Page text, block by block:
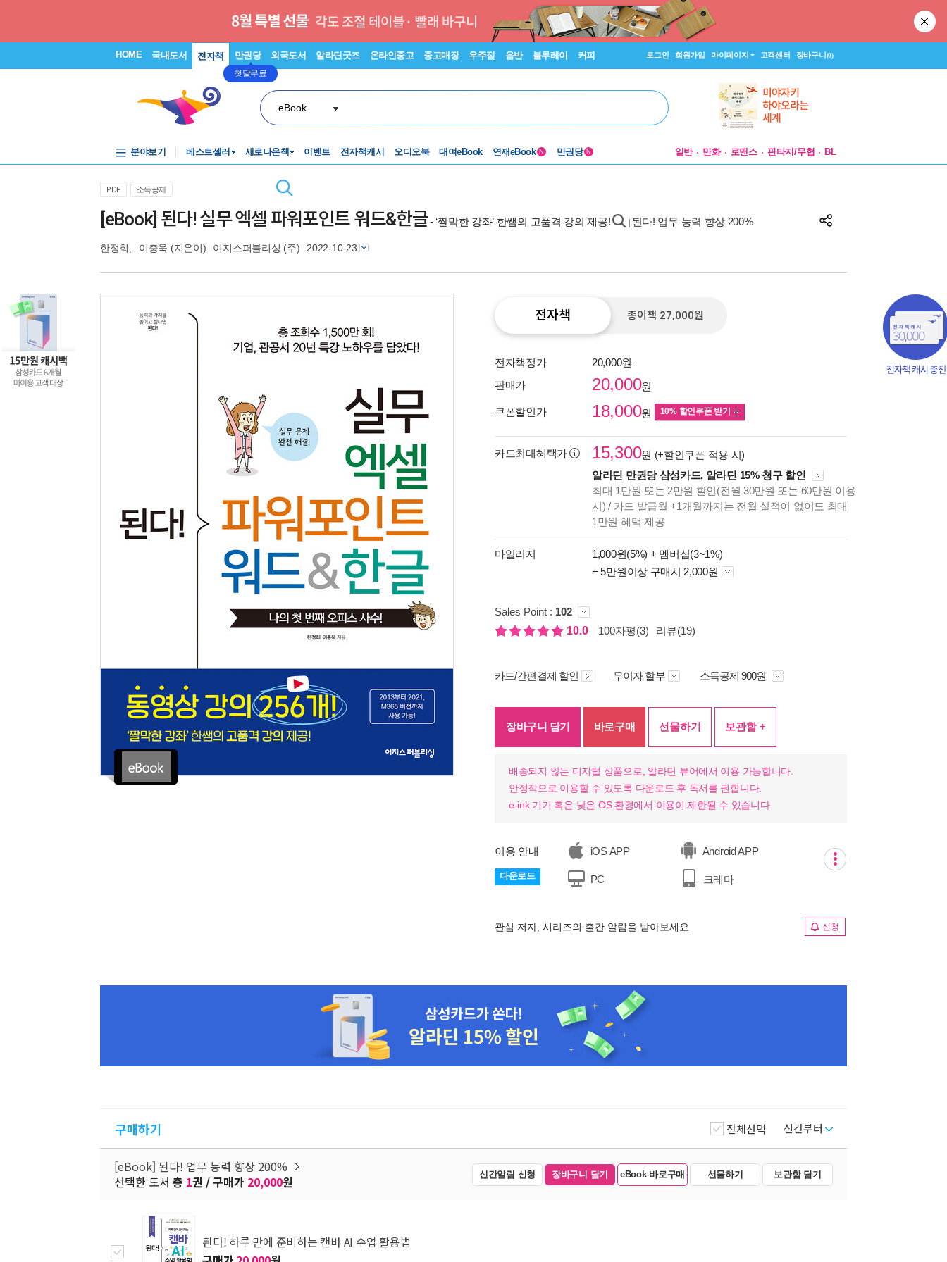
HOME 국내도서 전자책 만권당
첫달무료
외국도서 알라딘굿즈 온라인중고 중고매장 우주점 음반 블루레이 커피 로그인 회원가입 마이페이지 고객센터 장바구니(0)
eBook
분야보기 베스트셀러 새로나온책 이벤트 전자책캐시 오디오북 대여eBook 연재eBook N 만권당 N 일반 만화 로맨스 판타지/무협 BL
PDF 소득공제
[eBook] 된다! 실무 엑셀 파워포인트 워드&한글- ‘짤막한 강좌’ 한쌤의 고품격 강의 제공! 된다! 업무 능력 향상 200%
한정희 이충욱 (지은이) 이지스퍼블리싱 (주) 2022-10-23
종이책의
입니다.
전자책 종이책 27,000원
전자책정가
20,000원
판매가
20,000원
쿠폰할인가 18,000원 10% 할인쿠폰 받기
카드최대혜택가 15,300원 (+할인쿠폰 적용 시)
알라딘 만권당 삼성카드, 알라딘 15% 청구 할인
최대 1만원 또는 2만원 할인(전월 30만원 또는 60만원 이용
시) / 카드 발급월 +1개월까지는 전월 실적이 없어도 최대
1만원 혜택 제공
마일리지 1,000원(5%) + 멤버십(3~1%)
+ 5만원이상 구매시 2,000원
Sales Point : 102
10.0
100자평(3) 리뷰(19)
카드/간편결제 할인 무이자 할부 소득공제 900원
장바구니 담기 바로구매 선물하기 보관함 +
배송되지 않는 디지털 상품으로, 알라딘 뷰어에서 이용 가능합니다.
안정적으로 이용할 수 있도록 다운로드 후 독서를 권합니다.
e-ink 기기 혹은 낮은 OS 환경에서 이용이 제한될 수 있습니다.
이용 안내
다운로드
iOS APP Android APP
PC 크레마
관심 저자, 시리즈의 출간 알림을 받아보세요 신청
구매하기 신간부터
전체선택
[eBook] 된다! 업무 능력 향상 200%
선택한 도서 총 1권 / 구매가 20,000원 신간알림 신청 장바구니 담기 eBook 바로구매 선물하기 보관함 담기
된다! 하루 만에 준비하는 캔바 AI 수업 활용법